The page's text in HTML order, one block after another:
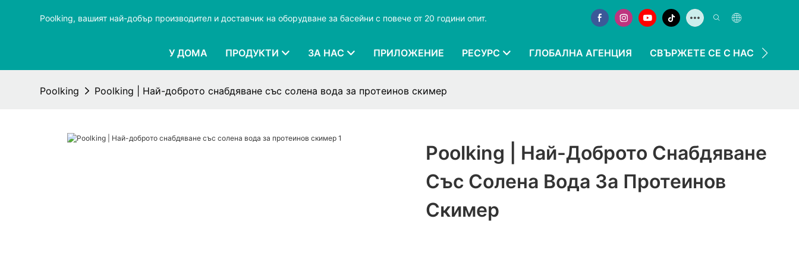
Poolking, вашият най-добър производител и доставчик на оборудване за басейни с повече от 20 години опит.
У ДОМА ПРОДУКТИ ЗА НАС ПРИЛОЖЕНИЕ РЕСУРС ГЛОБАЛНА АГЕНЦИЯ СВЪРЖЕТЕ СЕ С НАС
Poolking Poolking | Най-доброто снабдяване със солена вода за протеинов скимер
Poolking | Най-Доброто Снабдяване
Със Солена Вода За Протеинов
Скимер